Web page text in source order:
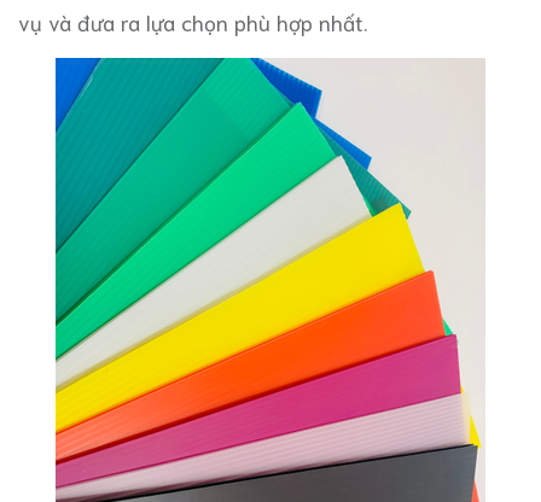
vụ và đưa ra lựa chọn phù hợp nhất.